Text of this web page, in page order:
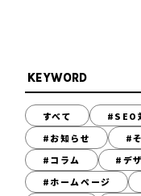
KEYWORD
すべて #SEO
#お知らせ
#
#コラム
#デ
#ホームページ